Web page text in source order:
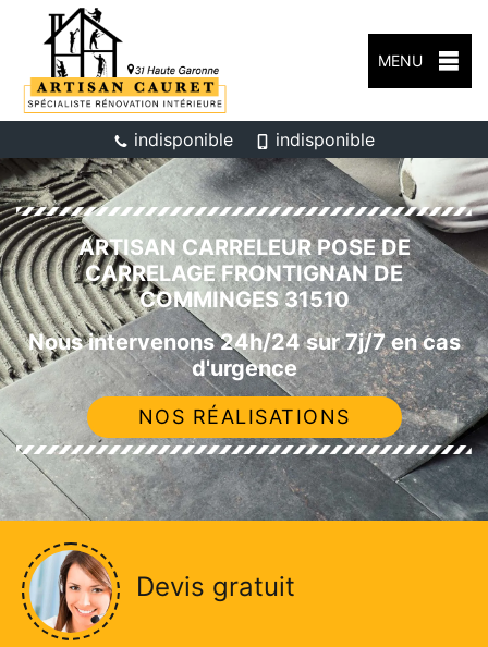
MENU
indisponible indisponible
ARTISAN CARRELEUR POSE DE
CARRELAGE FRONTIGNAN DE
COMMINGES 31510
Nous intervenons 24h/24 sur 7j/7 en cas
d'urgence
NOS RÉALISATIONS
Devis gratuit